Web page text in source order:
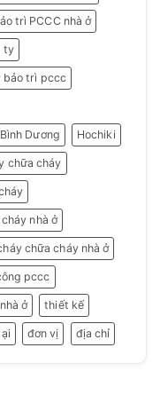
trì PCCC nhà ở
ty
bảo trì pccc
Dương Hochiki
chữa cháy
nhà ở
chữa cháy nhà ở
pccc
ở thiết kế
đơn vị địa chỉ